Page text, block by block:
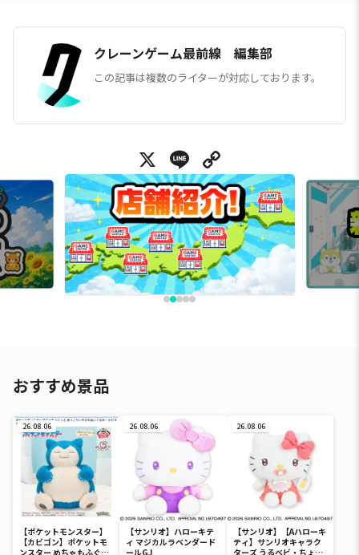
クレーンゲーム最前線 編集部
この記事は複数のライターが対応しております。
X Line
おすすめ景品
26.08.06
【ポケットモンスター】
【カビゴン】ポケットモ
ンスター めちゃもふぐっ
26.08.06
【サンリオ】ハローキテ
ィ マジカルラベンダード
ールGJ
26.08.06
【サンリオ】【Aハローキ
ティ】サンリオキャラク
ターズ うるベビ・ちょい